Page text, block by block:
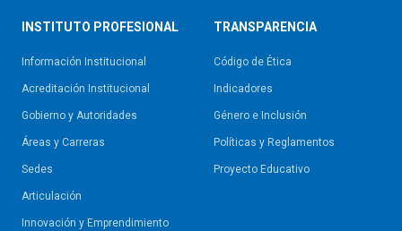
INSTITUTO PROFESIONAL
Información Institucional
Acreditación Institucional
Gobierno y Autoridades​
Áreas y Carreras
Sedes
Articulación
Innovación y Emprendimiento
TRANSPARENCIA
Código de Ética
Indicadores
Género e Inclusión
Políticas y Reglamentos​
Proyecto Educativo